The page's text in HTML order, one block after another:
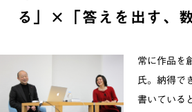
る」×「答えを出す、数
常に作品を
氏。納得で
書いている